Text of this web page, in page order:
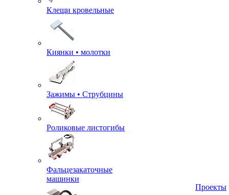
Клещи кровельные
Киянки • молотки
Зажимы • Струбцины
Роликовые листогибы
Фальцезакаточные
машинки